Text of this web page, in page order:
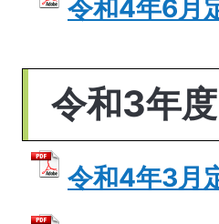
令和4年6月
令和3年度
令和4年3月